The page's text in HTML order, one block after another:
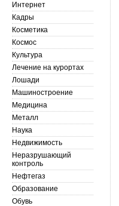
Интернет
Кадры
Косметика
Космос
Культура
Лечение на курортах
Лошади
Машиностроение
Медицина
Металл
Наука
Недвижимость
Неразрушающий
контроль
Нефтегаз
Образование
Обувь